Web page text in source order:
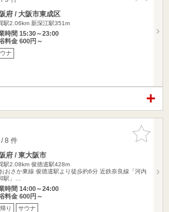
府 / 大阪市東成区
駅2.06km 新深江駅351m
時間 15:30～23:00
料金 600円～
ナ
お気に入
りに追加
8 件
府 / 東大阪市
駅2.08km 俊徳道駅428m
おさか東線 俊徳道駅より徒歩約6分 近鉄奈良線「河内
駅」…
時間 14:00～24:00
料金 600円～
り サウナ